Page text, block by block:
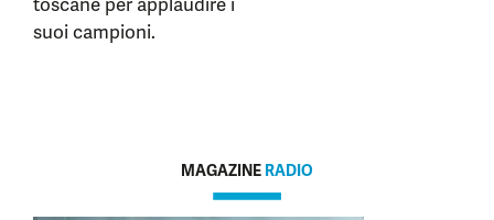
suoi campioni.
MAGAZINE RADIO